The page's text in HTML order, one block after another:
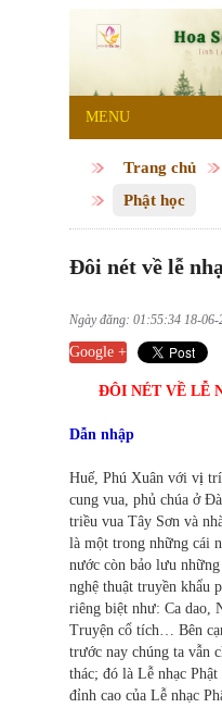
MENU
Trang chủ
Phật học
Đôi nét về lễ
Ngày đăng: 01:55:34 18-06-
Google +
ĐÔI NÉT VỀ LỄ
Dẫn nhập
Huế, Phú Xuân với vị
cung vua, phủ chúa ở
triều vua Tây Sơn và
là một trong những cái
nước còn bảo lưu
nghệ thuật truyền khẩu
riêng biệt như: Ca dao,
Truyện cổ tích… Bên
trước nay chúng ta vẫn
thác; đó là Lễ nhạc
đỉnh cao của Lễ nhạc